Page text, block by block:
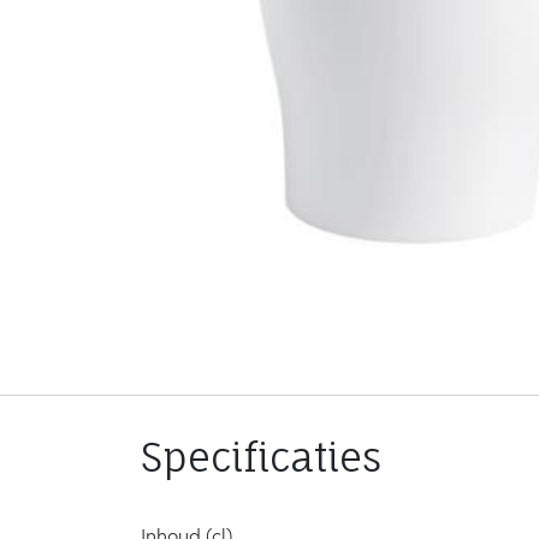
Specificaties